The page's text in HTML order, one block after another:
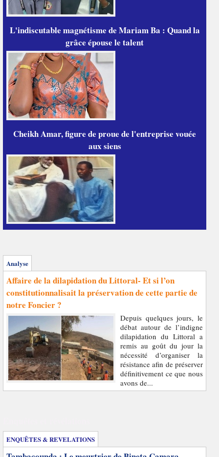
L'indiscutable magnétisme de Mariam Ba : Quand la
grâce épouse le talent
Cheikh Amar, figure de proue de l'entreprise vouée
aux siens
Analyse
Affaire de la dilapidation du Littoral- Et si l’on
constitutionnalisait la préservation de cette partie de
notre Foncier ?
Depuis quelques jours, le
débat autour de l’indigne
dilapidation du Littoral a
remis au goût du jour la
nécessité d’organiser la
résistance afin de préserver
définitivement ce que nous
avons de...
ENQUÊTES & REVELATIONS